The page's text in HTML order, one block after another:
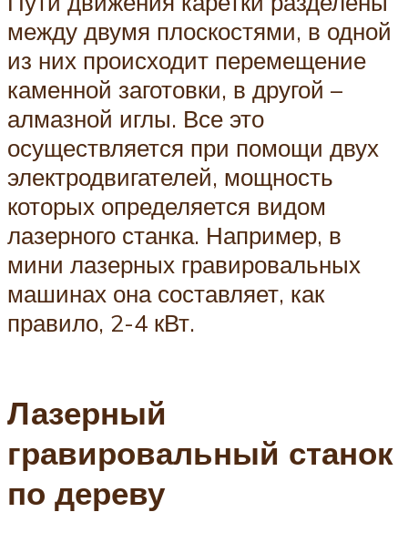
между двумя плоскостями, в одной
из них происходит перемещение
каменной заготовки, в другой –
алмазной иглы. Все это
осуществляется при помощи двух
электродвигателей, мощность
которых определяется видом
лазерного станка. Например, в
мини лазерных гравировальных
машинах она составляет, как
правило, 2-4 кВт.
Лазерный
гравировальный станок
по дереву